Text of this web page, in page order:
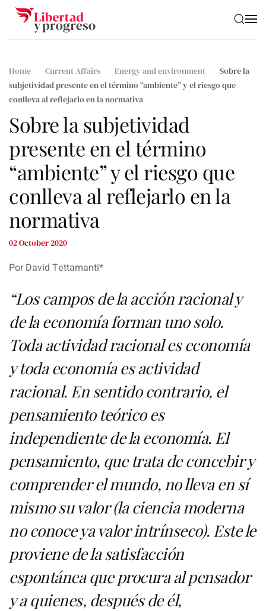
Skip to main content
Home Current Affairs Energy and environment
Sobre la
subjetividad presente en el término “ambiente” y el riesgo que
conlleva al reflejarlo en la normativa
Sobre la subjetividad
presente en el término
“ambiente” y el riesgo que
conlleva al reflejarlo en la
normativa
02 October 2020
Por David Tettamanti*
“Los campos de la acción racional y
de la economía forman uno solo.
Toda actividad racional es economía
y toda economía es actividad
racional. En sentido contrario, el
pensamiento teórico es
independiente de la economía. El
pensamiento, que trata de concebir y
comprender el mundo, no lleva en sí
mismo su valor (la ciencia moderna
no conoce ya valor intrínseco). Este le
proviene de la satisfacción
espontánea que procura al pensador
y a quienes, después de él,